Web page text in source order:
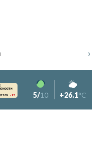
›
-1.2 5/10 +26.1°C